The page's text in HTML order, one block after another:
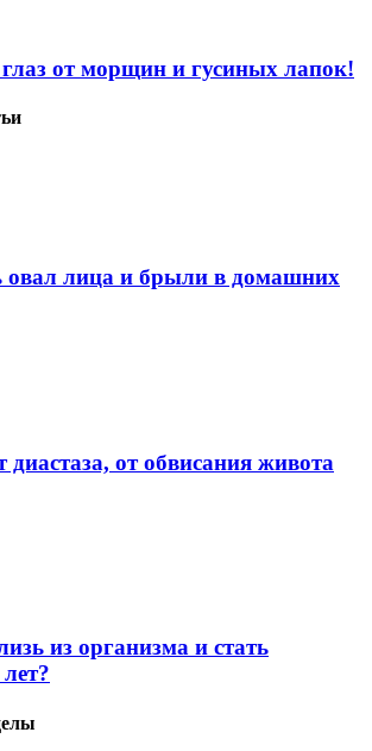
от морщин и гусиных лапок!
овал лица и брыли в домашних
от обвисания живота
из организма и стать